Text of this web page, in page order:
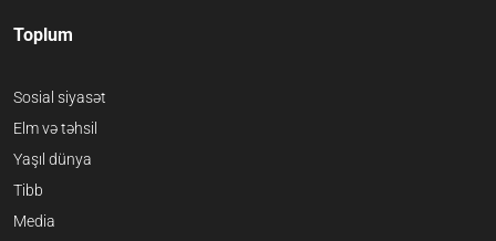
Toplum
Sosial siyasət
Elm və təhsil
Yaşıl dünya
Tibb
Media